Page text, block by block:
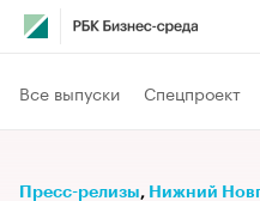
Все выпуски Спецпроект
Пресс-релизы⁠, Нижний